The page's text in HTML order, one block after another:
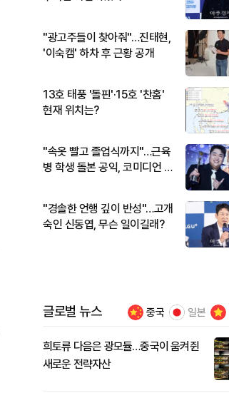
"광고주들이 찾아줘"…진태현,
'이숙캠' 하차 후 근황 공개
13호 태풍 '돌핀'·15호 '찬홈'
현재 위치는?
"속옷 빨고 졸업식까지"…근육
병 학생 돌본 공익, 코미디언 김
"경솔한 언행 깊이 반성"…고개
숙인 신동엽, 무슨 일이길래?
글로벌 뉴스 중국 일본
희토류 다음은 광모듈…중국이 움켜쥔
새로운 전략자산